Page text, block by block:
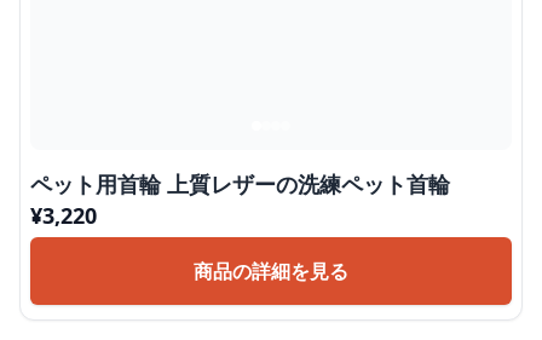
ペット用首輪 上質レザーの洗練ペット首輪
¥3,220
商品の詳細を見る